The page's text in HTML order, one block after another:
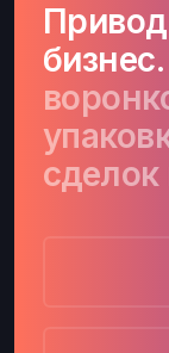
бизнес.
сделок